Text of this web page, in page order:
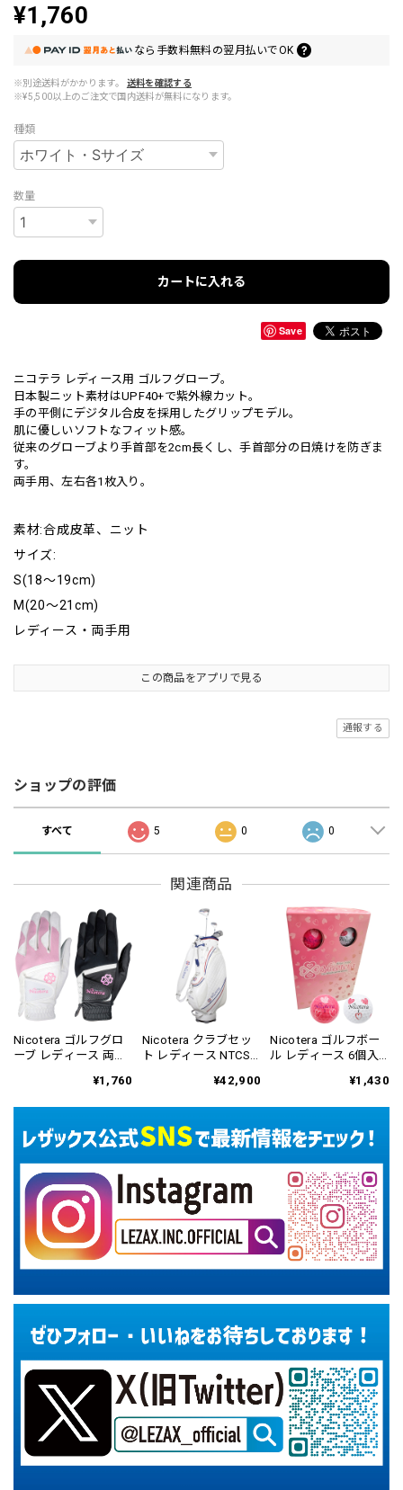
¥1,760
なら 手数料無料の翌月払いでOK
※別途送料がかかります。
送料を確認する
※¥5,500以上のご注文で国内送料が無料になります。
種類
数量
カートに入れる
Save
ニコテラ レディース用 ゴルフグローブ。
日本製ニット素材はUPF40+で紫外線カット。
手の平側にデジタル合皮を採用したグリップモデル。
肌に優しいソフトなフィット感。
従来のグローブより手首部を2cm長くし、手首部分の日焼けを防ぎま
す。
両手用、左右各1枚入り。
素材:合成皮革、ニット
サイズ:
S(18～19cm)
M(20～21cm)
レディース・両手用
この商品をアプリで見る
通報する
ショップの評価
すべて 5 0 0
関連商品
Nicotera ゴルフグロ
ーブ レディース 両手
¥1,760
Nicotera クラブセッ
ト レディース NTCS-
¥42,900
Nicotera ゴルフボー
ル レディース 6個入
¥1,430